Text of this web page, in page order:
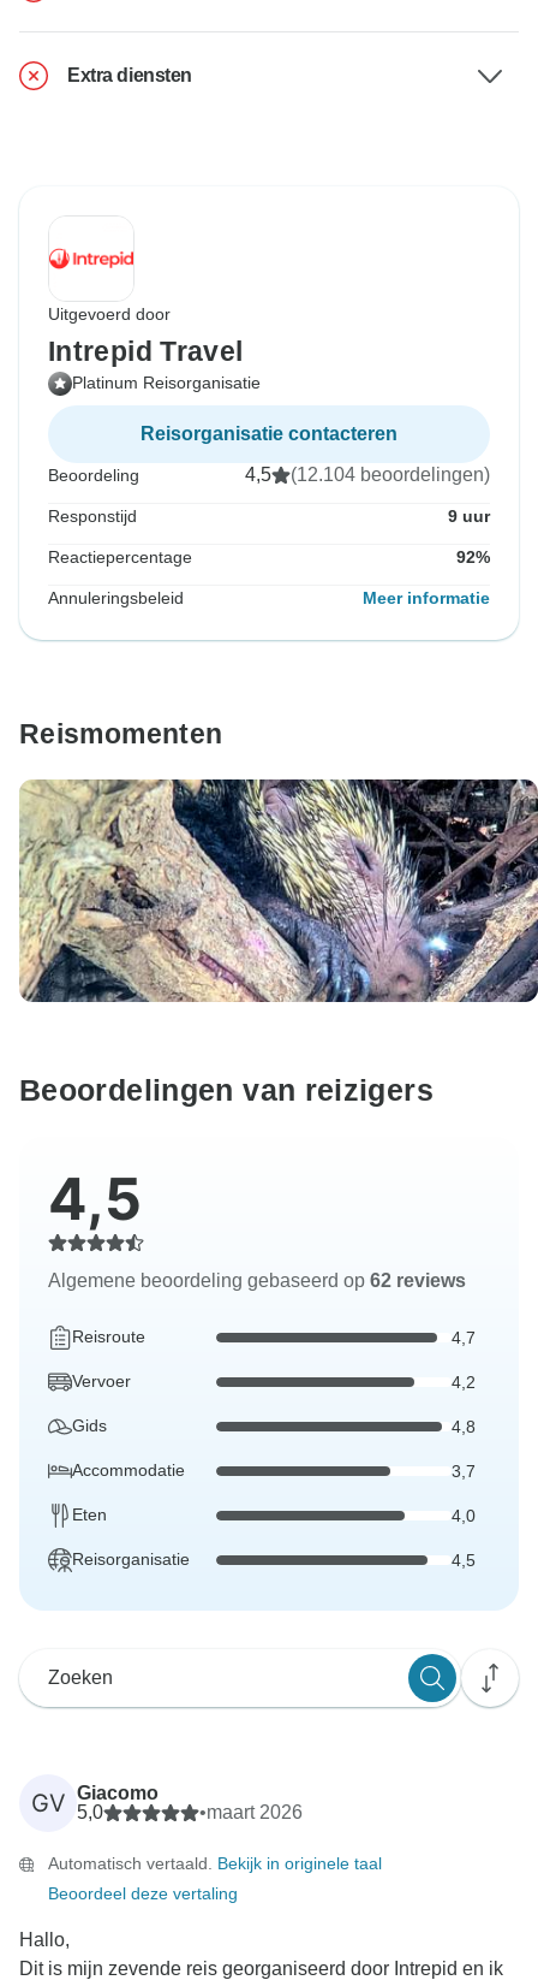
Extra diensten
Uitgevoerd door
Intrepid Travel
Platinum Reisorganisatie
Reisorganisatie contacteren
Beoordeling 4,5 (12.104 beoordelingen)
Responstijd 9 uur
Reactiepercentage 92%
Annuleringsbeleid Meer informatie
Reismomenten
Beoordelingen van reizigers
4,5
Algemene beoordeling gebaseerd op 62 reviews
Reisroute 4,7
Vervoer 4,2
Gids 4,8
Accommodatie 3,7
Eten 4,0
Reisorganisatie 4,5
GV Giacomo
5,0
•maart 2026
Automatisch vertaald. Bekijk in originele taal
Beoordeel deze vertaling
Hallo,
Dit is mijn zevende reis georganiseerd door Intrepid en ik